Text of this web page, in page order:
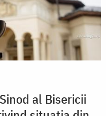
al Bisericii